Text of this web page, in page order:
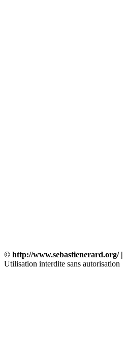
© http://www.sebastienerard.org/
Utilisation interdite sans autorisation